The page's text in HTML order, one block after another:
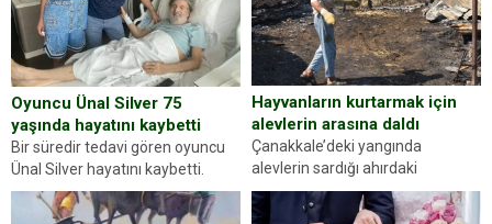
sorup belgelerini istedi. Sürücü
Abdurrahman Ö.nün verdiği
evraklarda eksik olduğunu...
Oyuncu Ünal Silver 75
yaşında hayatını kaybetti
Bir süredir tedavi gören oyuncu
Ünal Silver hayatını kaybetti.
Haberi, oyuncunun menajerlik
ajansı duyurdu. Renda Güner,
Hayvanların kurtarmak için
alevlerin arasına daldı
Çanakkale’deki yangında
alevlerin sardığı ahırdaki
hayvanlarını kurtarmak isteyen
Zeki Demir (66) ölümden döndü.